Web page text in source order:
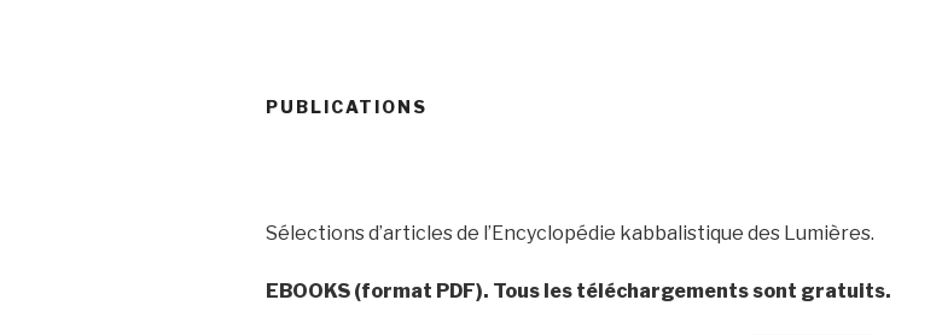
PUBLICATIONS
Sélections d’articles de l’Encyclopédie kabbalistique des Lumières.
EBOOKS (format PDF). Tous les téléchargements sont gratuits.